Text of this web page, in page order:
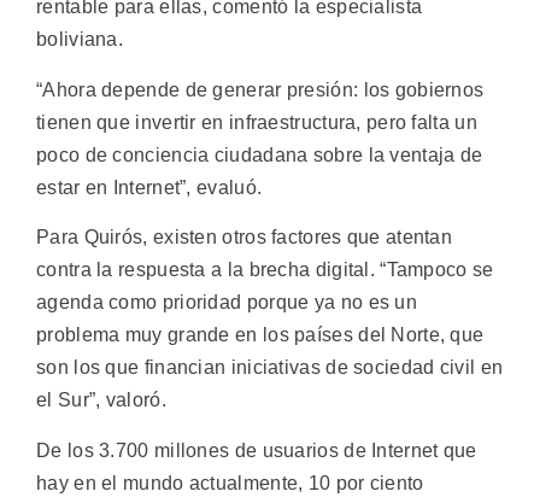
rentable para ellas, comentó la especialista
boliviana.
“Ahora depende de generar presión: los gobiernos
tienen que invertir en infraestructura, pero falta un
poco de conciencia ciudadana sobre la ventaja de
estar en Internet”, evaluó.
Para Quirós, existen otros factores que atentan
contra la respuesta a la brecha digital. “Tampoco se
agenda como prioridad porque ya no es un
problema muy grande en los países del Norte, que
son los que financian iniciativas de sociedad civil en
el Sur”, valoró.
De los 3.700 millones de usuarios de Internet que
hay en el mundo actualmente, 10 por ciento